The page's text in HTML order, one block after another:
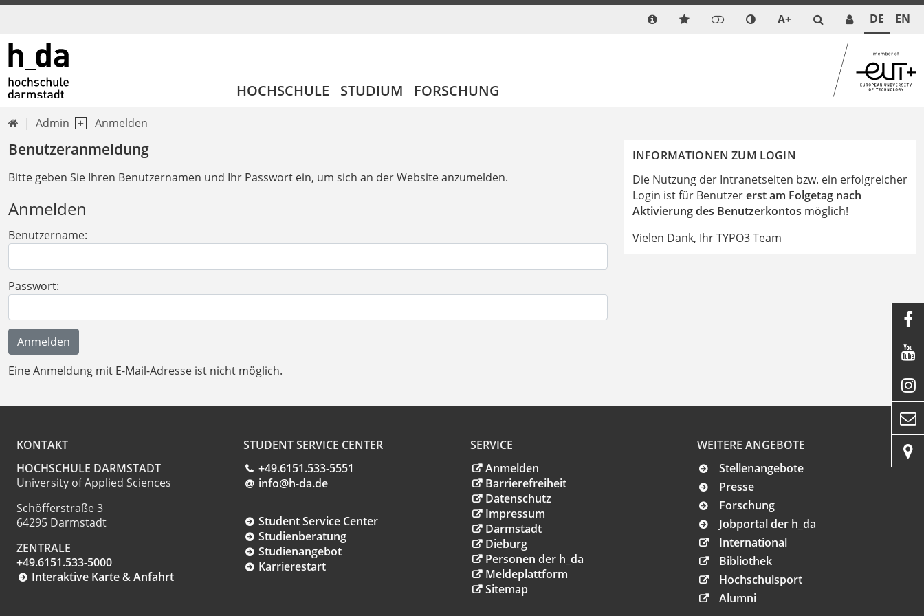
A+ DE EN
HOCHSCHULE STUDIUM FORSCHUNG
 Admin Anmelden
Benutzeranmeldung
Bitte geben Sie Ihren Benutzernamen und Ihr Passwort ein, um sich an der Website anzumelden.
Anmelden
Benutzername:
Passwort:
Eine Anmeldung mit E-Mail-Adresse ist nicht möglich.
INFORMATIONEN ZUM LOGIN
Die Nutzung der Intranetseiten bzw. ein erfolgreicher
Login ist für Benutzererst am Folgetag nach
Aktivierung des Benutzerkontos möglich!
Vielen Dank, Ihr TYPO3 Team
KONTAKT
HOCHSCHULE DARMSTADT
University of Applied Sciences
Schöfferstraße 3
64295 Darmstadt
ZENTRALE
+49.6151.533-5000
Interaktive Karte & Anfahrt
STUDENT SERVICE CENTER
+49.6151.533-5551
info@h-da.de
Student Service Center
Studienberatung
Studienangebot
Karrierestart
SERVICE
Anmelden
Barrierefreiheit
Datenschutz
Impressum
Darmstadt
Dieburg
Personen der h_da
Meldeplattform
Sitemap
WEITERE ANGEBOTE
Stellenangebote
Presse
Forschung
Jobportal der h_da
International
Bibliothek
Hochschulsport
Alumni




